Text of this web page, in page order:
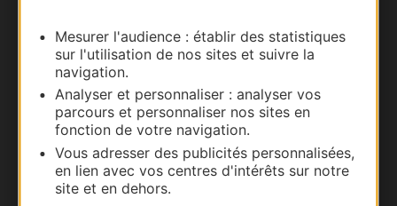
Mesurer l'audience : établir des statistiques
sur l'utilisation de nos sites et suivre la
navigation.
Analyser et personnaliser : analyser vos
parcours et personnaliser nos sites en
fonction de votre navigation.
Vous adresser des publicités personnalisées,
en lien avec vos centres d'intérêts sur notre
site et en dehors.
Thermalisme
Business/Mice
Pros d'Occitanie